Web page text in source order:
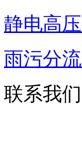
静电高
雨污分
联系我们